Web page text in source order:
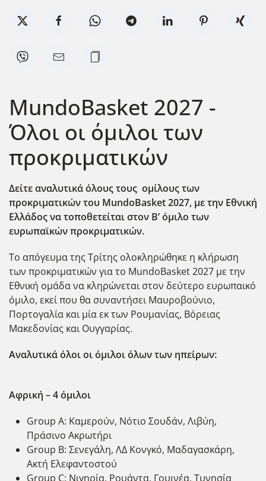
MundoBasket 2027 -
Όλοι οι όμιλοι των
προκριματικών
Δείτε αναλυτικά όλους τους ομίλους των
προκριματικών του MundoBasket 2027, με την Εθνική
Ελλάδος να τοποθετείται στον Β’ όμιλο των
ευρωπαϊκών προκριματικών.
Το απόγευμα της Τρίτης ολοκληρώθηκε η κλήρωση
των προκριματικών για το MundoBasket 2027 με την
Εθνική ομάδα να κληρώνεται στον δεύτερο ευρωπαικό
όμιλο, εκεί που θα συναντήσει Μαυροβούνιο,
Πορτογαλία και μία εκ των Ρουμανίας, Βόρειας
Μακεδονίας και Ουγγαρίας.
Αναλυτικά όλοι οι όμιλοι όλων των ηπείρων:
Αφρική – 4 όμιλοι
Group A: Καμερούν, Νότιο Σουδάν, Λιβύη,
Πράσινο Ακρωτήρι
Group B: Σενεγάλη, ΛΔ Κονγκό, Μαδαγασκάρη,
Ακτή Ελεφαντοστού
Group C: Νιγηρία, Ρουάντα, Γουινέα, Τυνησία